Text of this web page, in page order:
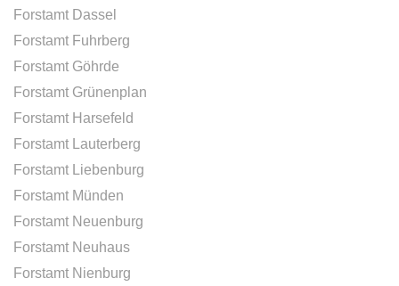
Forstamt Dassel
Forstamt Fuhrberg
Forstamt Göhrde
Forstamt Grünenplan
Forstamt Harsefeld
Forstamt Lauterberg
Forstamt Liebenburg
Forstamt Münden
Forstamt Neuenburg
Forstamt Neuhaus
Forstamt Nienburg